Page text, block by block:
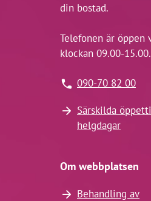
din bostad.
Telefonen är öppen
klockan 09.00-15.00.
090-70 82 00
Särskilda
helgdagar
Om webbplatsen
Behandling av